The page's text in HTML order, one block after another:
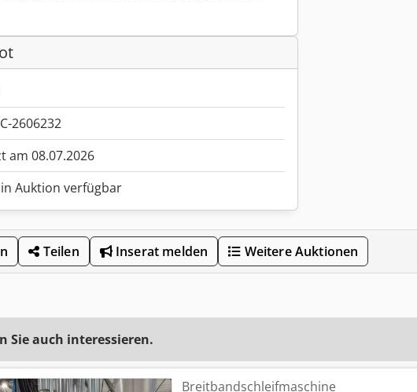
2606232
am 08.07.2026
Auktion verfügbar
Teilen Inserat melden Weitere Auktionen
Sie auch interessieren.
Breitbandschleifmaschine